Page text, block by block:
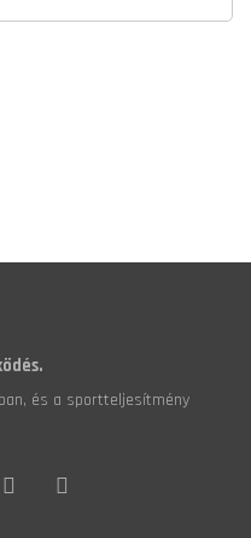
és a sportteljesítmény